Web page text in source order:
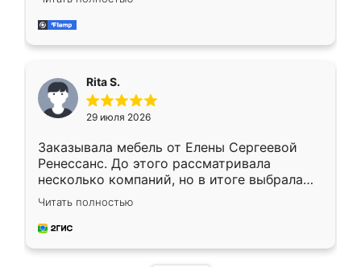
довольны работой. Спасибо Ренессанс
мебель за качественную работу!
Rita S.
29 июля 2026
Заказывала мебель от Елены Сергеевой
Ренессанс. До этого рассматривала
несколько компаний, но в итоге выбрала
эту. Сначала обговорили условия, потом
приехал замерщик, всё спокойно объяснил
и снял размеры. Изготовили в срок, с
Читать полностью